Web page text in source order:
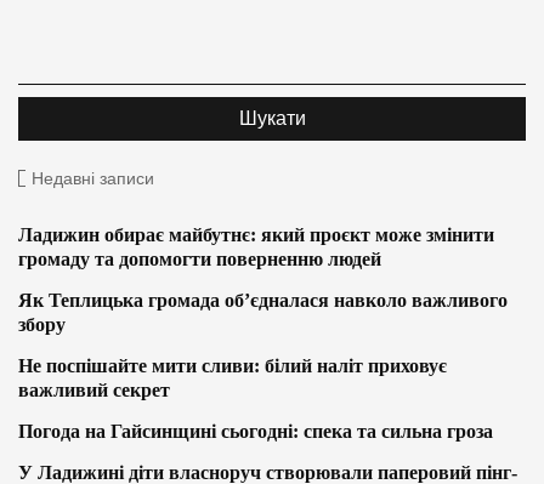
Недавні записи
Ладижин обирає майбутнє: який проєкт може змінити
громаду та допомогти поверненню людей
Як Теплицька громада об’єдналася навколо важливого
збору
Не поспішайте мити сливи: білий наліт приховує
важливий секрет
Погода на Гайсинщині сьогодні: спека та сильна гроза
У Ладижині діти власноруч створювали паперовий пінг-